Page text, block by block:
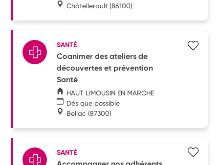
Châtellerault (86100)
SANTÉ
Coanimer des ateliers de
découvertes et prévention
Santé
HAUT LIMOUSIN EN MARCHE
Dès que possible
Bellac (87300)
SANTÉ